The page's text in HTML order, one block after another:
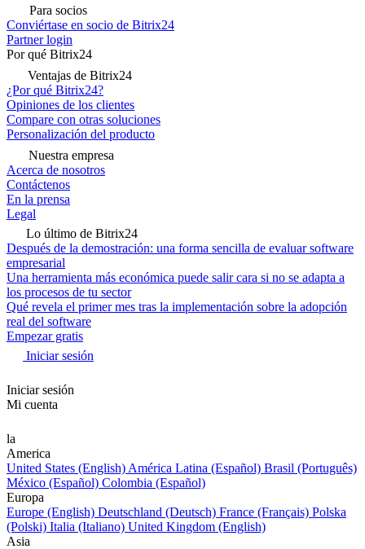
Para socios
Conviértase en socio de Bitrix24
Partner login
Por qué Bitrix24
Ventajas de Bitrix24
¿Por qué Bitrix24?
Opiniones de los clientes
Compare con otras soluciones
Personalización del producto
Nuestra empresa
Acerca de nosotros
Contáctenos
En la prensa
Legal
Lo último de Bitrix24
Después de la demostración: una forma sencilla de evaluar software
empresarial
Una herramienta más económica puede salir cara si no se adapta a
los procesos de tu sector
Qué revela el primer mes tras la implementación sobre la adopción
real del software
Empezar gratis
Iniciar sesión
Iniciar sesión
Mi cuenta
la
America
United States (English) América Latina (Español) Brasil (Português)
México (Español) Colombia (Español)
Europa
Europe (English) Deutschland (Deutsch) France (Français) Polska
(Polski) Italia (Italiano) United Kingdom (English)
Asia